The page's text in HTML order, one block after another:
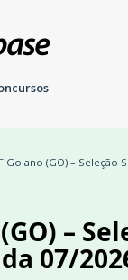
Goiano (GO) – Seleção
–
07/